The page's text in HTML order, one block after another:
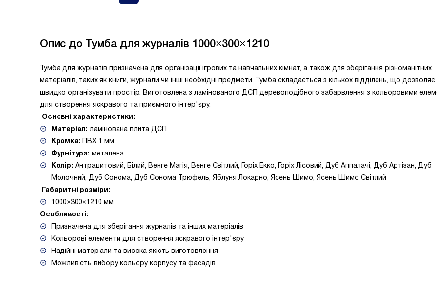
Опис до Тумба для журналів 1000×300×1210
Тумба для журналів призначена для організації ігрових та навчальних кімнат, а також для зберігання різноманітних
матеріалів, таких як книги, журнали чи інші необхідні предмети. Тумба складається з кількох відділень, що дозволяє
швидко організувати простір. Виготовлена з ламінованого ДСП деревоподібного забарвлення з кольоровими
для створення яскравого та приємного інтер'єру.
Основні характеристики:
Матеріал: ламінована плита ДСП
Кромка: ПВХ 1 мм
Фурнітура: металева
Колір: Антрацитовий, Білий, Венге Магія, Венге Світлий, Горіх Екко, Горіх Лісовий, Дуб Аппалачі, Дуб Артізан, Дуб
Молочний, Дуб Сонома, Дуб Сонома Трюфель, Яблуня Локарно, Ясень Шимо, Ясень Шимо Світлий
Габаритні розміри:
1000×300×1210 мм
Особливості:
Призначена для зберігання журналів та інших матеріалів
Кольорові елементи для створення яскравого інтер'єру
Надійні матеріали та висока якість виготовлення
Можливість вибору кольору корпусу та фасадів